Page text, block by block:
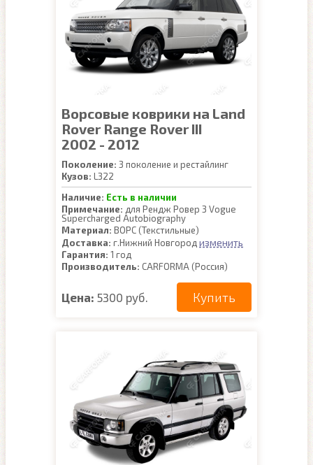
Ворсовые коврики на Land
Rover Range Rover III
2002 - 2012
Поколение: 3 поколение и рестайлинг
Кузов: L322
Наличие: Есть в наличии
Примечание: для Рендж Ровер 3 Vogue
Supercharged Autobiography
Материал: ВОРС (Текстильные)
Доставка: г.Нижний Новгород изменить
Гарантия: 1 год
Производитель: CARFORMA (Россия)
Цена: 5300 руб. Купить